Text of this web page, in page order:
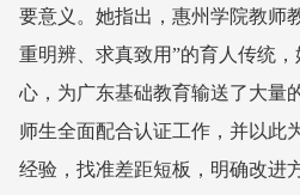
要意义。她指出，惠州学院教师
重明辨、求真致用”的育人传统
心，为广东基础教育输送了大量
师生全面配合认证工作，并以此
经验，找准差距短板，明确改进